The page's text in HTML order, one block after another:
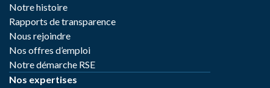
Notre histoire
Rapports de transparence
Nous rejoindre
Nos offres d’emploi
Notre démarche RSE
Nos expertises